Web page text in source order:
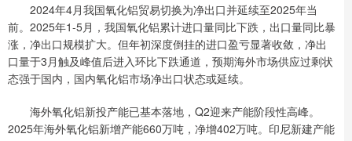
2024年4月我国氧化铝贸易切换为净出口并延续至2025年当
前。2025年1-5月，我国氧化铝累计进口量同比下跌，出口量同比暴
涨，净出口规模扩大。但年初深度倒挂的进口盈亏显著收敛，净出
口量于3月触及峰值后进入环比下跌通道，预期海外市场供应过剩状
态强于国内，国内氧化铝市场净出口状态或延续。
海外氧化铝新投产能已基本落地，Q2迎来产能阶段性高峰。
2025年海外氧化铝新增产能660万吨，净增402万吨。印尼新建产能